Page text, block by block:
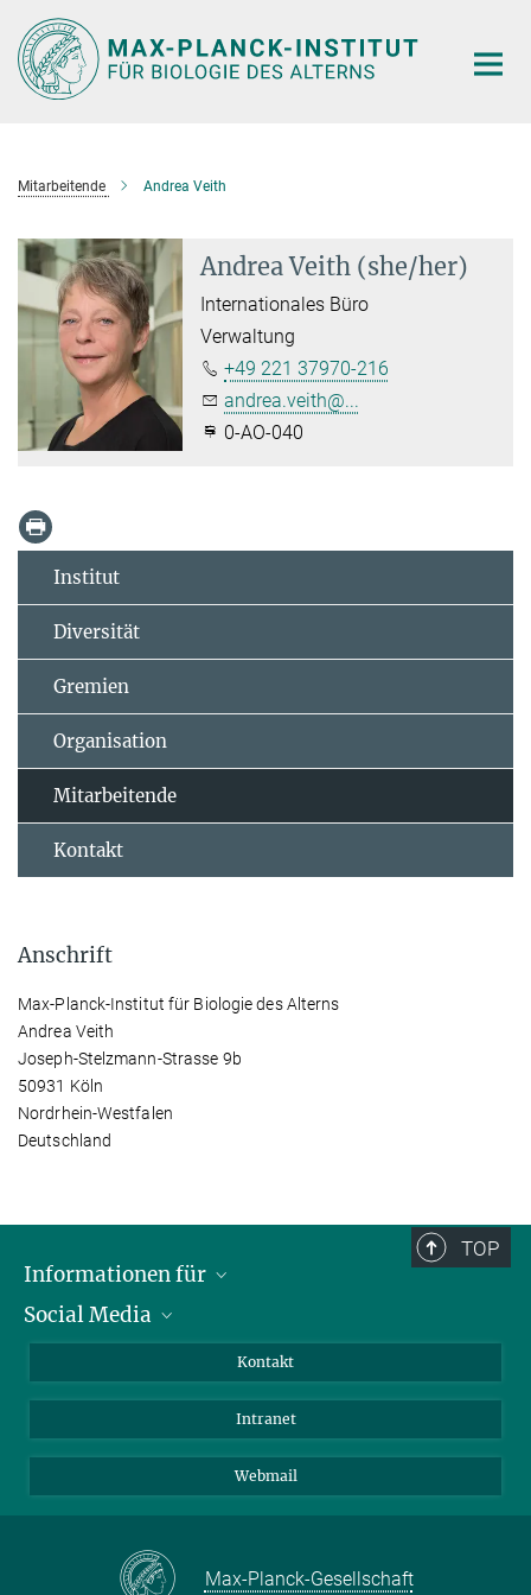
Hauptinhalt
Mitarbeitende Andrea Veith
Andrea Veith (she/her)
Internationales Büro
Verwaltung
+49 221 37970-216
andrea.veith@...
0-AO-040
Institut
Diversität
Gremien
Organisation
Mitarbeitende
Kontakt
Anschrift
Max-Planck-Institut für Biologie des Alterns
Andrea Veith
Joseph-Stelzmann-Strasse 9b
50931 Köln
Nordrhein-Westfalen
Deutschland
TOP
Informationen für
Bewerbende
Social Media
YouTube
Kontakt
Intranet
Webmail
Max-Planck-Gesellschaft